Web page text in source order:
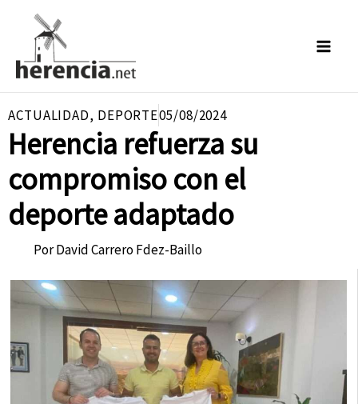
contenido
ACTUALIDAD, DEPORTE05/08/2024
Herencia refuerza su
compromiso con el
deporte adaptado
PorDavid Carrero Fdez-Baillo